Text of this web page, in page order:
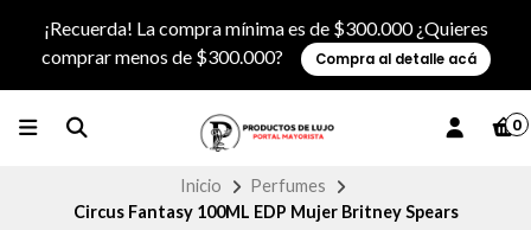
¡Recuerda! La compra mínima es de $300.000 ¿Quieres
comprar menos de $300.000?
Compra al detalle acá
0
Inicio
Perfumes
Circus Fantasy 100ML EDP Mujer Britney Spears